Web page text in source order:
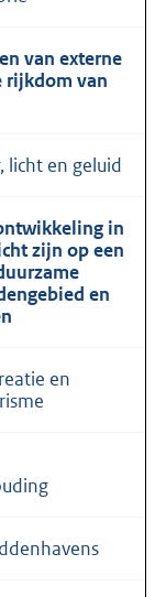
van externe
rijk­dom van
licht en geluid
in
zijn op een
en
en